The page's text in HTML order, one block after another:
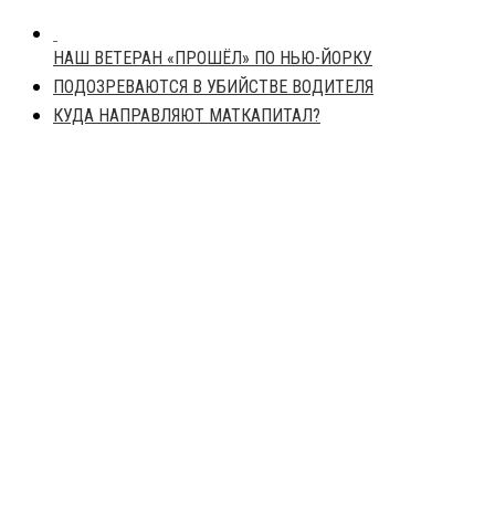
НАШ ВЕТЕРАН «ПРОШЁЛ» ПО НЬЮ-ЙОРКУ
ПОДОЗРЕВАЮТСЯ В УБИЙСТВЕ ВОДИТЕЛЯ
КУДА НАПРАВЛЯЮТ МАТКАПИТАЛ?